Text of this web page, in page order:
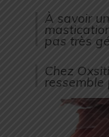
À savoir
pas très
Chez
ressemble